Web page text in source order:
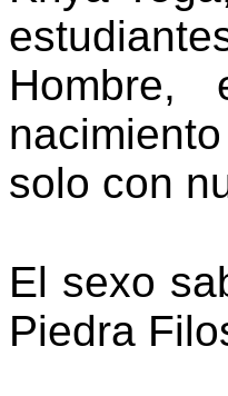
solo con
El sexo
Piedra